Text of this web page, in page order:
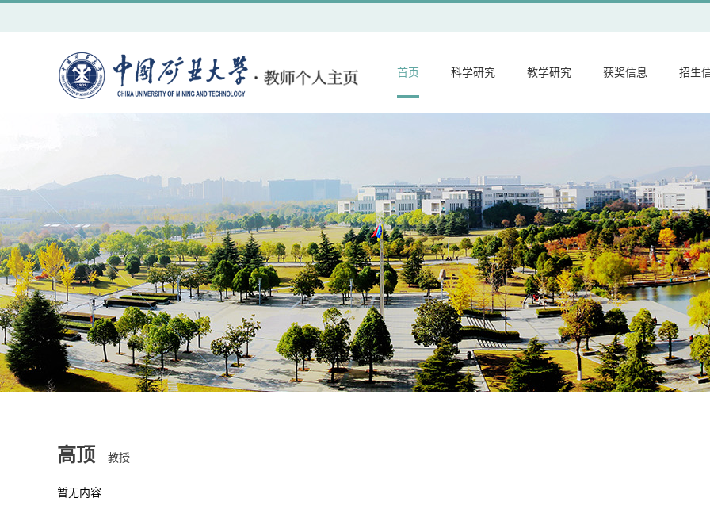
首页 科学研究 教学研究 获奖信息 招生
高顶 教授
暂无内容